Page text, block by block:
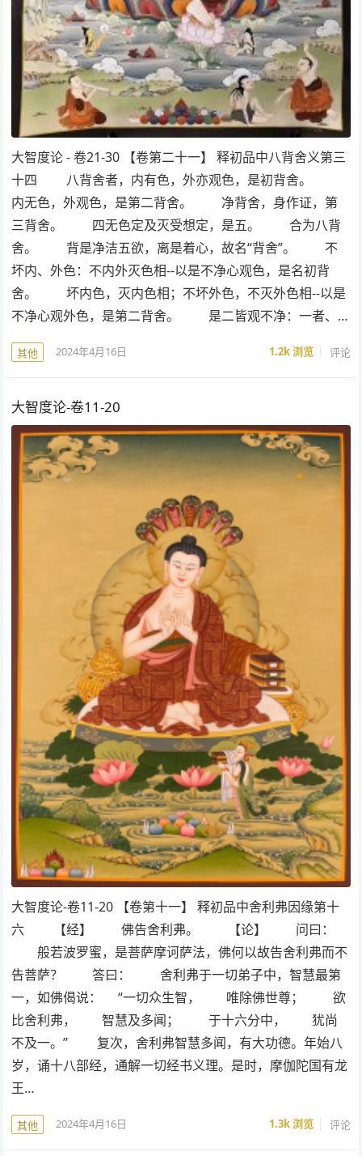
大智度论 - 卷21-30 【卷第二十一】 释初品中八背舍义第三
十四 八背舍者，内有色，外亦观色，是初背舍。
内无色，外观色，是第二背舍。 净背舍，身作证，第
三背舍。 四无色定及灭受想定，是五。 合为八背
舍。 背是净洁五欲，离是着心，故名“背舍”。 不
坏内、外色：不内外灭色相--以是不净心观色，是名初背
舍。 坏内色，灭内色相；不坏外色，不灭外色相--以是
不净心观外色，是第二背舍。 是二皆观不净：一者、…
其他 2024年4月16日 1.2k浏览 评论
大智度论-卷11-20
大智度论-卷11-20 【卷第十一】 释初品中舍利弗因缘第十
六 【经】 佛告舍利弗。 【论】 问曰：
般若波罗蜜，是菩萨摩诃萨法，佛何以故告舍利弗而不
告菩萨？ 答曰： 舍利弗于一切弟子中，智慧最第
一，如佛偈说： “一切众生智， 唯除佛世尊； 欲
比舍利弗， 智慧及多闻； 于十六分中， 犹尚
不及一。” 复次，舍利弗智慧多闻，有大功德。年始八
岁，诵十八部经，通解一切经书义理。是时，摩伽陀国有龙
王…
其他 2024年4月16日 1.3k浏览 评论